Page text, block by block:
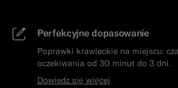
Perfekcyjne dopasowanie
Poprawki krawieckie na miejscu:
oczekiwania od 30 minut do 3 dni.
Dowiedz się więcej